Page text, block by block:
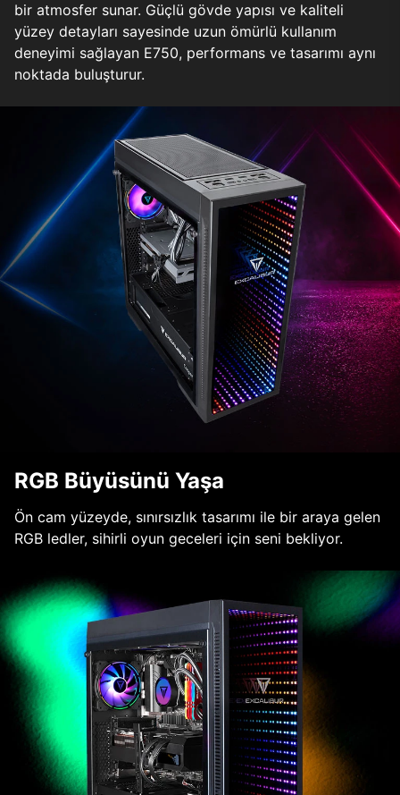
bir atmosfer sunar. Güçlü gövde yapısı ve kaliteli
yüzey detayları sayesinde uzun ömürlü kullanım
deneyimi sağlayan E750, performans ve tasarımı aynı
noktada buluşturur.
RGB Büyüsünü Yaşa
Ön cam yüzeyde, sınırsızlık tasarımı ile bir araya gelen
RGB ledler, sihirli oyun geceleri için seni bekliyor.